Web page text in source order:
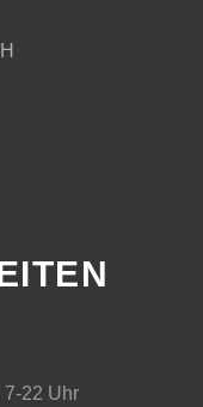
7-22 Uhr